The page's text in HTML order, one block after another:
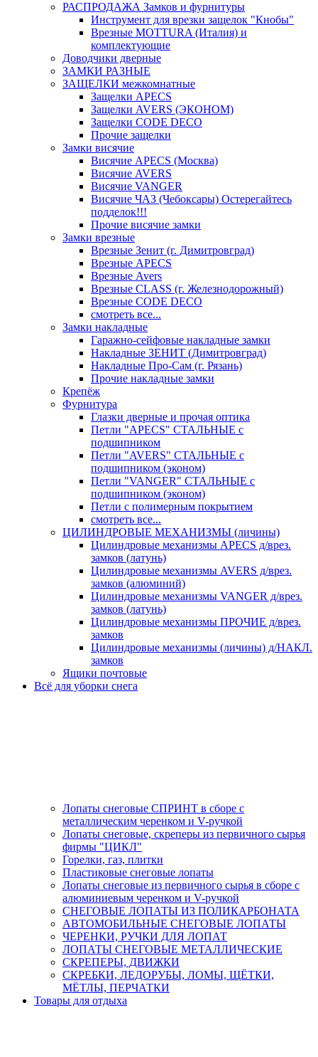
РАСПРОДАЖА Замков и фурнитуры
Инструмент для врезки защелок "Кнобы"
Врезные MOTTURA (Италия) и
комплектующие
Доводчики дверные
ЗАМКИ РАЗНЫЕ
ЗАЩЕЛКИ межкомнатные
Защелки APECS
Защелки AVERS (ЭКОНОМ)
Защелки CODE DECO
Прочие защелки
Замки висячие
Висячие APECS (Москва)
Висячие AVERS
Висячие VANGER
Висячие ЧАЗ (Чебоксары) Остерегайтесь
подделок!!!
Прочие висячие замки
Замки врезные
Врезные Зенит (г. Димитровград)
Врезные APECS
Врезные Avers
Врезные CLASS (г. Железнодорожный)
Врезные CODE DECO
смотреть все...
Замки накладные
Гаражно-сейфовые накладные замки
Накладные ЗЕНИТ (Димитровград)
Накладные Про-Сам (г. Рязань)
Прочие накладные замки
Крепёж
Фурнитура
Глазки дверные и прочая оптика
Петли "APECS" СТАЛЬНЫЕ с
подшипником
Петли "AVERS" СТАЛЬНЫЕ с
подшипником (эконом)
Петли "VANGER" СТАЛЬНЫЕ с
подшипником (эконом)
Петли с полимерным покрытием
смотреть все...
ЦИЛИНДРОВЫЕ МЕХАНИЗМЫ (личины)
Цилиндровые механизмы APECS д/врез.
замков (латунь)
Цилиндровые механизмы AVERS д/врез.
замков (алюминий)
Цилиндровые механизмы VANGER д/врез.
замков (латунь)
Цилиндровые механизмы ПРОЧИЕ д/врез.
замков
Цилиндровые механизмы (личины) д/НАКЛ.
замков
Ящики почтовые
Всё для уборки снега
Лопаты снеговые СПРИНТ в сборе с
металлическим черенком и V-ручкой
Лопаты снеговые, скреперы из первичного сырья
фирмы "ЦИКЛ"
Горелки, газ, плитки
Пластиковые снеговые лопаты
Лопаты снеговые из первичного сырья в сборе с
алюминиевым черенком и V-ручкой
СНЕГОВЫЕ ЛОПАТЫ ИЗ ПОЛИКАРБОНАТА
АВТОМОБИЛЬНЫЕ СНЕГОВЫЕ ЛОПАТЫ
ЧЕРЕНКИ, РУЧКИ ДЛЯ ЛОПАТ
ЛОПАТЫ СНЕГОВЫЕ МЕТАЛЛИЧЕСКИЕ
СКРЕПЕРЫ, ДВИЖКИ
СКРЕБКИ, ЛЕДОРУБЫ, ЛОМЫ, ЩЁТКИ,
МЁТЛЫ, ПЕРЧАТКИ
Товары для отдыха